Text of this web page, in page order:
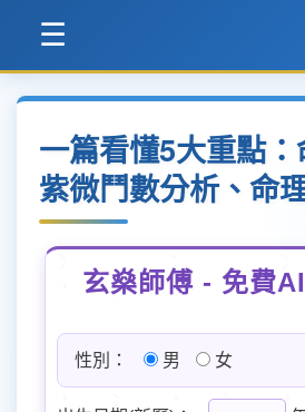
☰
一篇看懂5大重點：
紫微鬥數分析、命
玄燊師傅 - 免費
性別： 男 女